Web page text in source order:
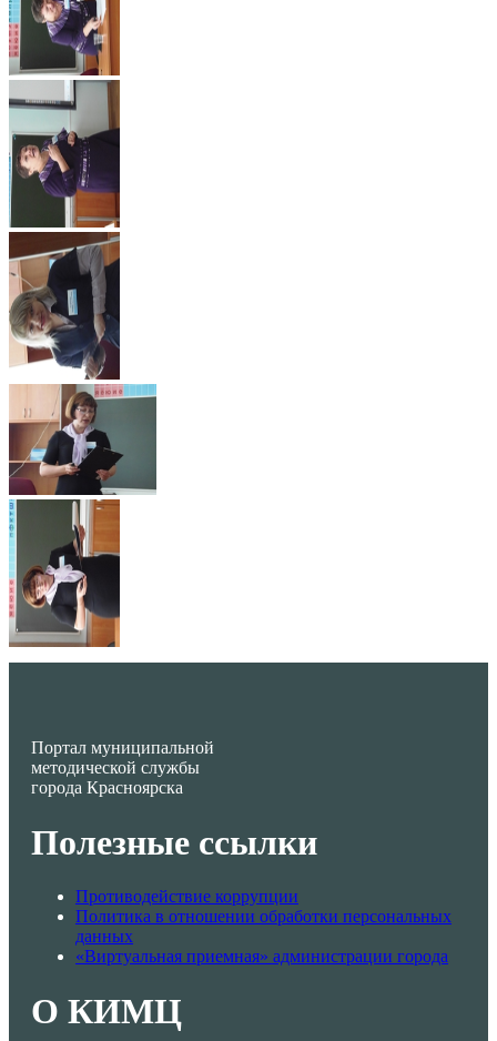
Портал муниципальной
методической службы
города Красноярска
Полезные ссылки
Противодействие коррупции
Политика в отношении обработки персональных
данных
«Виртуальная приемная» администрации города
О КИМЦ